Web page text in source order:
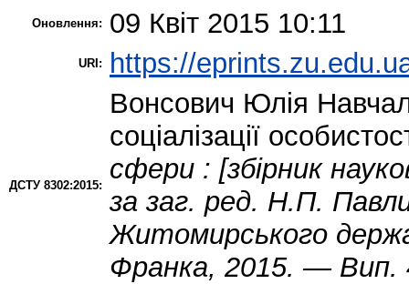
Оновлення: 09 Квіт 2015 10:11
URI: https://
ДСТУ 8302:2015:
Вонсович Юлія
соціалізації
сфери : [збірник
за заг. ред. Н.П.
Житомирського
Франка, 2015. — Вип.